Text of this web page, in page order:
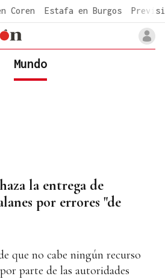
Coren Estafa en Burgos
Mundo
la entrega de
por errores "de
que no cabe ningún recurso
parte de las autoridades